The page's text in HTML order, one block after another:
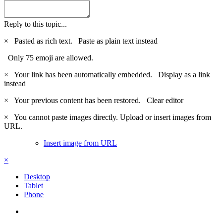
Reply to this topic...
×
Pasted as rich text. Paste as plain text instead
Only 75 emoji are allowed.
×
Your link has been automatically embedded. Display as a link
instead
×
Your previous content has been restored. Clear editor
×
You cannot paste images directly. Upload or insert images from
URL.
Insert image from URL
×
Desktop
Tablet
Phone